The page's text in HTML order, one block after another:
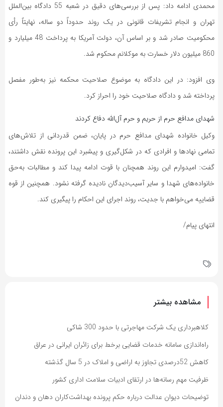
محمدی ادامه داد: پس از بررسی‌های دقیق در شعبه 55 دادگاه بین‌الملل
تهران و انجام تشریفات قانونی در یک روند حدوداً دو ساله، نهایتاً رأی
محکومیت صادر شد و بر اساس آن، دولت آمریکا به پرداخت 48 میلیارد و
860 میلیون دلار خسارت به موکلانم محکوم شد.
وی افزود: در این دادگاه به موضوع صلاحیت محکمه نیز به‌طور مفصل
پرداخته شد و دادگاه صلاحیت خود را احراز کرد.
شهدای مدافع حرم از حریم و حرم آل‌الله ‌دفاع کردند
وکیل خانواده شهدای مدافع حرم در پایان، ضمن قدردانی از تلاش‌های
تمامی نهادها و افرادی که در شکل‌گیری و پیشبرد این پرونده نقش داشتند،
گفت: امیدوارم این روند همچنان با قوت ادامه پیدا کند و مطالبات به‌حق
خانواده‌های شهدا و سایر آسیب‌دیدگان نادیده گرفته نشود. همچنین از قوه
قضاییه می‌خواهم با جدیت، روند اجرای این احکام را پیگیری کند.
انتهای پیام/
مشاهده بیشتر
کلاهبرداری یک شرکت مهاجرتی با حدود 300 شاکی
راه‌اندازی سامانه خدمات قضایی برخط برای زائران ایرانی در عراق
کاهش 52درصدی تجاوز به اراضی و املاک در 5 سال گذشته
ظرفیت مهم رسانه‌ها در ارتقای ادبیات سلامت اداری کشور
توضیحات دیوان عدالت درباره حکم پرونده بهداشت‌کاران دهان و دندان